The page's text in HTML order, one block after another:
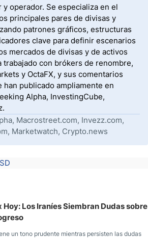
operador. Se especializa en el
principales pares de divisas y
patrones gráficos, estructuras
clave para definir escenarios
mercados de divisas y de activos
trabajado con brókers de renombre,
y OctaFX, y sus comentarios
han publicado ampliamente en
Alpha, InvestingCube,
Macrostreet.com, Invezz.com,
Marketwatch, Crypto.news
Hoy: Los Iraníes Siembran Dudas sobre
un tono prudente mientras persisten las dudas